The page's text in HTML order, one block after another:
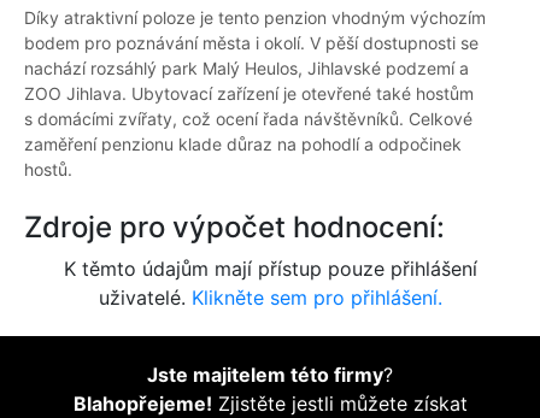
Díky atraktivní poloze je tento penzion vhodným výchozím
bodem pro poznávání města i okolí. V pěší dostupnosti se
nachází rozsáhlý park Malý Heulos, Jihlavské podzemí a
ZOO Jihlava. Ubytovací zařízení je otevřené také hostům
s domácími zvířaty, což ocení řada návštěvníků. Celkové
zaměření penzionu klade důraz na pohodlí a odpočinek
hostů.
Zdroje pro výpočet hodnocení:
K těmto údajům mají přístup pouze přihlášení
uživatelé. Klikněte sem pro přihlášení.
Jste majitelem této firmy?
Blahopřejeme! Zjistěte jestli můžete získat